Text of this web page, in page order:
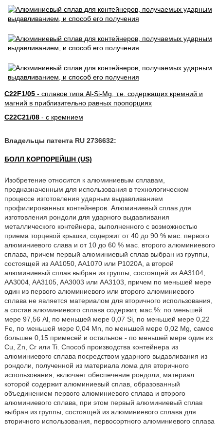
C22F1/05- сплавов типа Al-Si-Mg, т.е. содержащих кремний и
магний в приблизительно равных пропорциях
C22C21/08- с кремнием
Владельцы патента RU 2736632:
БОЛЛ КОРПОРЕЙШН (US)
Изобретение относится к алюминиевым сплавам,
предназначенным для использования в технологическом
процессе изготовления ударным выдавливанием
профилированных контейнеров. Алюминиевый сплав для
изготовления рондоли для ударного выдавливания
металлического контейнера, выполненного с возможностью
приема торцевой крышки, содержит от 40 до 90 % мас. первого
алюминиевого слава и от 10 до 60 % мас. второго алюминиевого
сплава, причем первый алюминиевый сплав выбран из группы,
состоящей из AA1050, AA1070 или P1020A, а второй
алюминиевый сплав выбран из группы, состоящей из AA3104,
AA3004, AA3105, AA3003 или AA3103, причем по меньшей мере
один из первого алюминиевого или второго алюминиевого
сплава не является материалом для вторичного использования,
а состав алюминиевого сплава содержит, мас.%: по меньшей
мере 97,56 Al, по меньшей мере 0,07 Si, по меньшей мере 0,22
Fe, по меньшей мере 0,04 Mn, по меньшей мере 0,02 Mg, самое
большее 0,15 примесей и остальное - по меньшей мере один из
Cu, Zn, Cr или Ti. Способ производства контейнера из
алюминиевого сплава посредством ударного выдавливания из
рондоли, полученной из материала лома для вторичного
использования, включает обеспечение рондоли, материал
которой содержит алюминиевый сплав, образованный
объединением первого алюминиевого сплава и второго
алюминиевого сплава, при этом первый алюминиевый сплав
выбран из группы, состоящей из алюминиевого сплава для
вторичного использования, первосортного алюминиевого сплава